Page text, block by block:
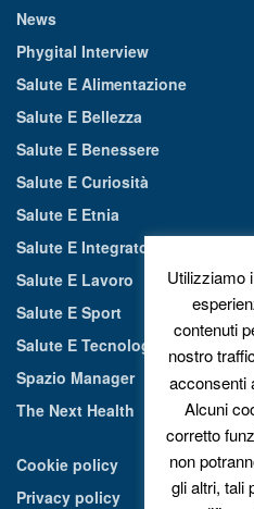
News
Phygital Interview
Salute E Alimentazione
Salute E Bellezza
Salute E Benessere
Salute E Curiosità
Salute E Etnia
Salute E Integratori Alimentari
Salute E Lavoro
Salute E Sport
Salute E Tecnologia
Spazio Manager
The Next Health
Cookie policy
Privacy policy
Utilizziamo
contenuti
nostro
acconsenti
Alcuni
corretto
non
gli altri, tali